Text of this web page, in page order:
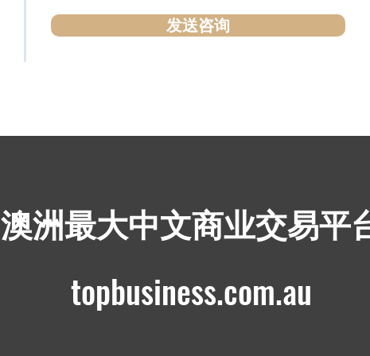
发送咨询
澳洲最大中文商业交易平
topbusiness.com.au